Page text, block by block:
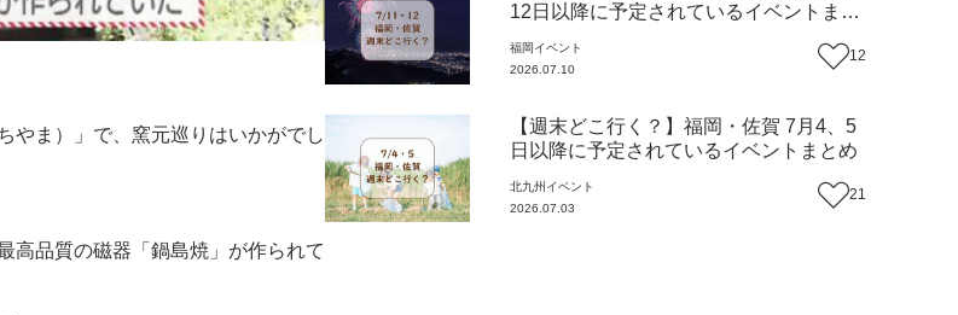
やま）」で、窯元巡りはいかがでし
高品質の磁器「鍋島焼」が作られて
12日以降に予定されているイベントまと
福岡 イベント
2026.07.10
12
【週末どこ行く？】福岡・佐賀 7月4、5
日以降に予定されているイベントまとめ
北九州 イベント
2026.07.03
21